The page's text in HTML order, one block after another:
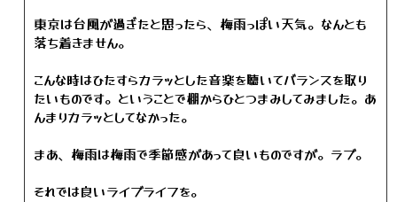
東京は台風が過ぎたと思ったら、梅雨っぽい天気。なんとも
落ち着きません。
こんな時はひたすらカラッとした音楽を聴いてバランスを取り
たいものです。ということで棚からひとつまみしてみました。あ
んまりカラッとしてなかった。
まあ、梅雨は梅雨で季節感があって良いものですが。ラブ。
それでは良いライブライフを。